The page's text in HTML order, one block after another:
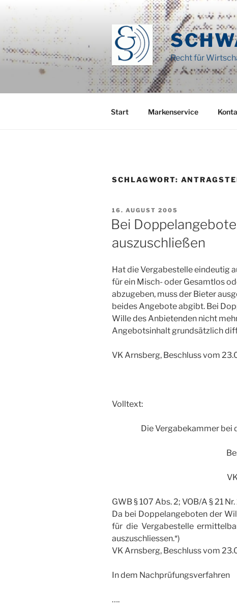
Zum
Inhalt
springen
Recht für
Start Markenservice
SCHLAGWORT:
VERÖFFENTLICHT
AM
16. AUGUST 2005
Bei
auszuschließen
Hat die Vergabestelle eindeutig
für ein Misch- oder Gesamtlos
abzugeben, muss der Bieter
beides Angebote abgibt. Bei
Wille des Anbietenden nicht
Angebotsinhalt grundsätzlich
VK Arnsberg, Beschluss vom
Volltext:
Die Vergabekammer bei
GWB § 107 Abs. 2; VOB/A § 21 Nr.
Da bei Doppelangeboten der
für die Vergabestelle
auszuschliessen.*)
VK Arnsberg, Beschluss vom
In dem Nachprüfungsverfahren
….